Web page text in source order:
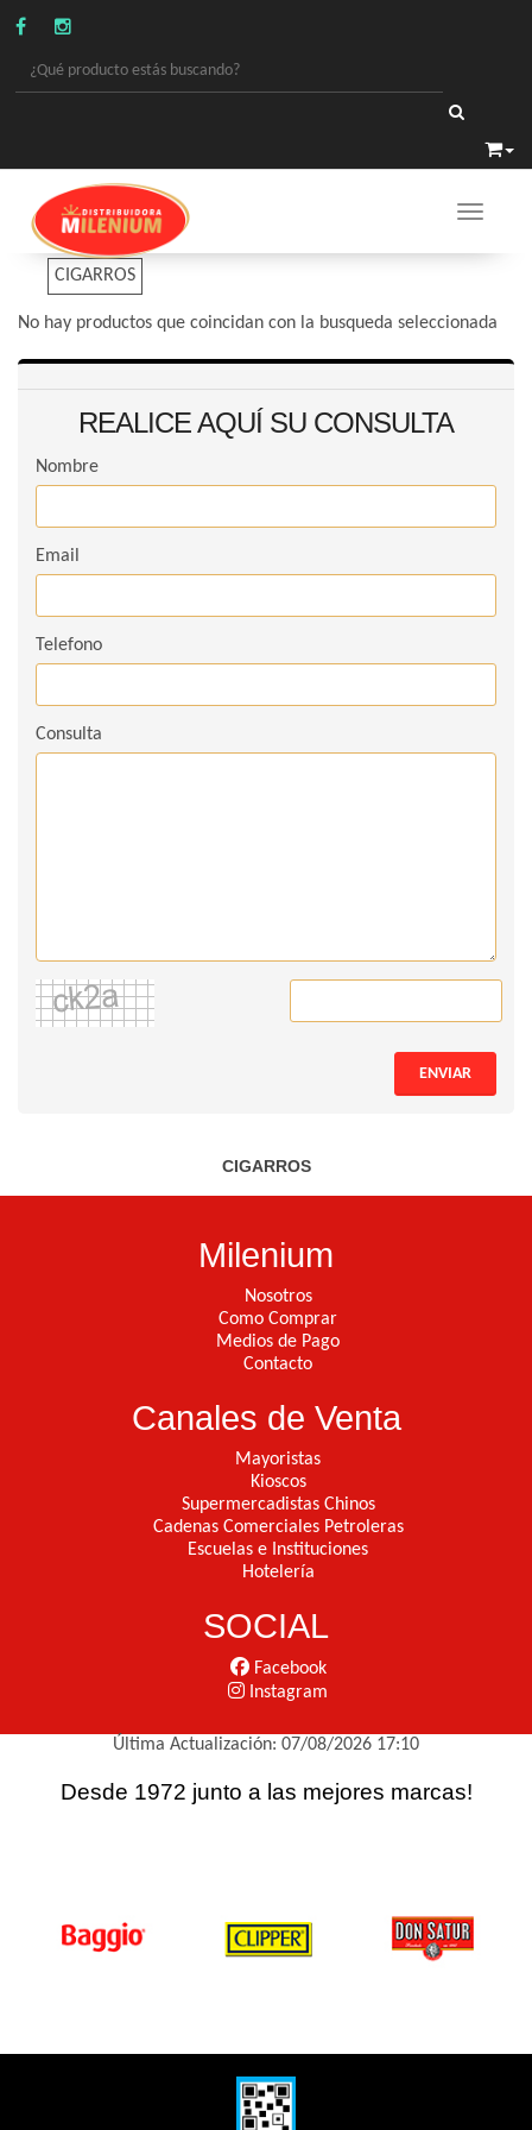
Toggle
CIGARROS
CIGARROS
No hay productos que coincidan con la busqueda seleccionada
REALICE AQUÍ SU CONSULTA
Nombre
Email
Telefono
Consulta
ENVIAR
CIGARROS
Milenium
Nosotros
Como Comprar
Medios de Pago
Contacto
Canales de Venta
Mayoristas
Kioscos
Supermercadistas Chinos
Cadenas Comerciales Petroleras
Escuelas e Instituciones
Hotelería
SOCIAL
Facebook
Instagram
Última Actualización: 07/08/2026 17:10
Desde 1972 junto a las mejores marcas!